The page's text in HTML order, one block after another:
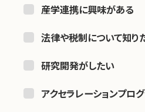
産学連携に興味がある
法律や税制について知り
研究開発がしたい
アクセラレーションプロ